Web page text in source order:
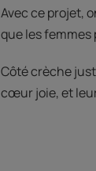
Avec ce projet,
que les
Côté crèche
cœur joie, et